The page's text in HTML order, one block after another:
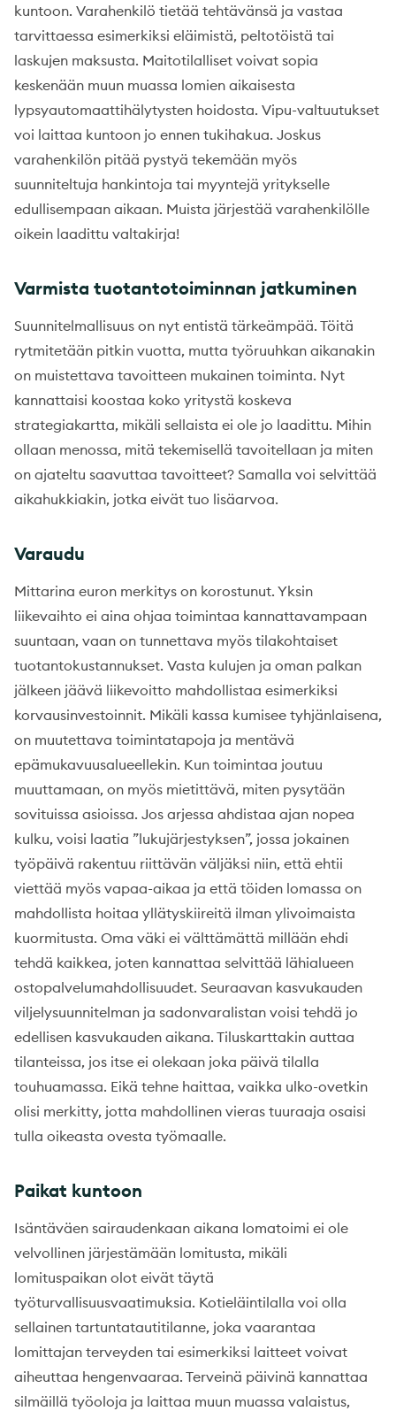
kuntoon. Varahenkilö tietää tehtävänsä ja vastaa
tarvittaessa esimerkiksi eläimistä, peltotöistä tai
laskujen maksusta. Maitotilalliset voivat sopia
keskenään muun muassa lomien aikaisesta
lypsyautomaattihälytysten hoidosta. Vipu-valtuutukset
voi laittaa kuntoon jo ennen tukihakua. Joskus
varahenkilön pitää pystyä tekemään myös
suunniteltuja hankintoja tai myyntejä yritykselle
edullisempaan aikaan. Muista järjestää varahenkilölle
oikein laadittu valtakirja!
Varmista tuotantotoiminnan jatkuminen
Suunnitelmallisuus on nyt entistä tärkeämpää. Töitä
rytmitetään pitkin vuotta, mutta työruuhkan aikanakin
on muistettava tavoitteen mukainen toiminta. Nyt
kannattaisi koostaa koko yritystä koskeva
strategiakartta, mikäli sellaista ei ole jo laadittu. Mihin
ollaan menossa, mitä tekemisellä tavoitellaan ja miten
on ajateltu saavuttaa tavoitteet? Samalla voi selvittää
aikahukkiakin, jotka eivät tuo lisäarvoa.
Varaudu
Mittarina euron merkitys on korostunut. Yksin
liikevaihto ei aina ohjaa toimintaa kannattavampaan
suuntaan, vaan on tunnettava myös tilakohtaiset
tuotantokustannukset. Vasta kulujen ja oman palkan
jälkeen jäävä liikevoitto mahdollistaa esimerkiksi
korvausinvestoinnit. Mikäli kassa kumisee tyhjänlaisena,
on muutettava toimintatapoja ja mentävä
epämukavuusalueellekin. Kun toimintaa joutuu
muuttamaan, on myös mietittävä, miten pysytään
sovituissa asioissa. Jos arjessa ahdistaa ajan nopea
kulku, voisi laatia ”lukujärjestyksen”, jossa jokainen
työpäivä rakentuu riittävän väljäksi niin, että ehtii
viettää myös vapaa-aikaa ja että töiden lomassa on
mahdollista hoitaa yllätyskiireitä ilman ylivoimaista
kuormitusta. Oma väki ei välttämättä millään ehdi
tehdä kaikkea, joten kannattaa selvittää lähialueen
ostopalvelumahdollisuudet. Seuraavan kasvukauden
viljelysuunnitelman ja sadonvaralistan voisi tehdä jo
edellisen kasvukauden aikana. Tiluskarttakin auttaa
tilanteissa, jos itse ei olekaan joka päivä tilalla
touhuamassa. Eikä tehne haittaa, vaikka ulko-ovetkin
olisi merkitty, jotta mahdollinen vieras tuuraaja osaisi
tulla oikeasta ovesta työmaalle.
Paikat kuntoon
Isäntäväen sairaudenkaan aikana lomatoimi ei ole
velvollinen järjestämään lomitusta, mikäli
lomituspaikan olot eivät täytä
työturvallisuusvaatimuksia. Kotieläintilalla voi olla
sellainen tartuntatautitilanne, joka vaarantaa
lomittajan terveyden tai esimerkiksi laitteet voivat
aiheuttaa hengenvaaraa. Terveinä päivinä kannattaa
silmäillä työoloja ja laittaa muun muassa valaistus,